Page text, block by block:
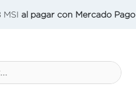
MSI al pagar con Mercado Pago